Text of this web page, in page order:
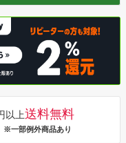
以上送料無料
一部例外商品あり